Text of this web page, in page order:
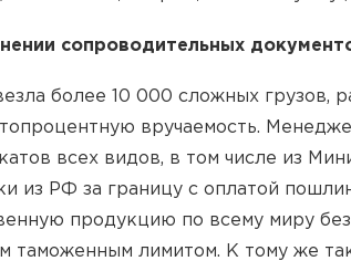
сопроводительных
более 10 000 сложных грузов,
вручаемость.
всех видов, в том числе из
из РФ за границу с оплатой
продукцию по всему миру
таможенным лимитом. К тому же